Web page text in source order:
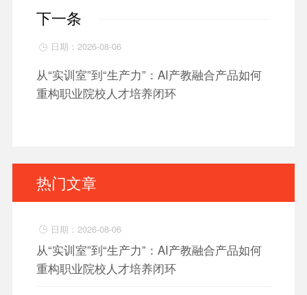
下一条
 日期：2026-08-06
从“实训室”到“生产力”：AI产教融合产品如何
重构职业院校人才培养闭环
热门文章
 日期：2026-08-06
从“实训室”到“生产力”：AI产教融合产品如何
重构职业院校人才培养闭环